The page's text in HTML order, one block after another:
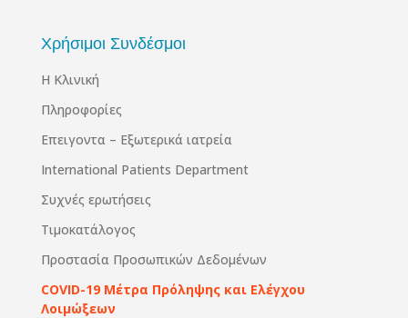
Χρήσιμοι Συνδέσμοι
Η Κλινική
Πληροφορίες
Επειγοντα – Εξωτερικά ιατρεία
International Patients Department
Συχνές ερωτήσεις
Τιμοκατάλογος
Προστασία Προσωπικών Δεδομένων
COVID-19 Μέτρα Πρόληψης και Ελέγχου
Λοιμώξεων